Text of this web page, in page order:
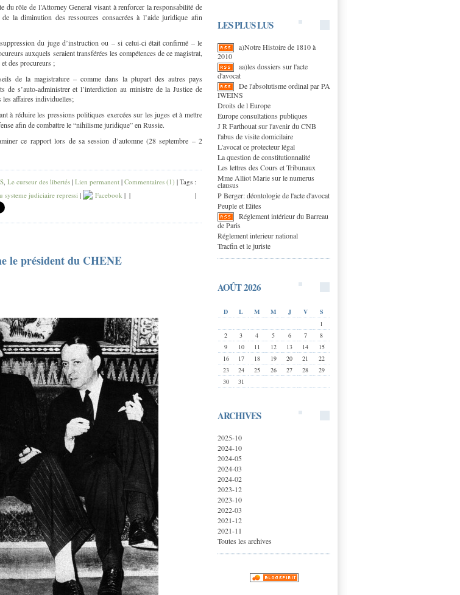
LES PLUS LUS
a)Notre Histoire de 1810 à
2010
aa)les dossiers sur l'acte
d'avocat
De l'absolutisme ordinal par PA
IWEINS
Droits de l Europe
Europe consultations publiques
J R Farthouat sur l'avenir du CNB
l'abus de visite domicilaire
L'avocat ce protecteur légal
La question de constitutionnalité
Les lettres des Cours et Tribunaux
Mme Alliot Marie sur le numerus
clausus
P Berger: déontologie de l'acte d'avocat
Peuple et Elites
Réglement intérieur du Barreau
de Paris
Réglement interieur national
Tracfin et le juriste
AOÛT 2026
D L M M J V
S
1
2
3 4 5 6 7
8
9
10 11 12 13 14
15
16
17 18 19 20 21
22
23
24 25 26 27 28
29
30
31
ARCHIVES
2025-10
2024-10
2024-05
2024-03
2024-02
2023-12
2023-10
2022-03
2021-12
2021-11
Toutes les archives
du rôle de l’Attorney General visant à renforcer la responsabilité de
la diminution des ressources consacrées à l’aide juridique afin
du juge d’instruction ou – si celui-ci était confirmé – le
auxquels seraient transférées les compétences de ce magistrat,
des procureurs ;
de la magistrature – comme dans la plupart des autres pays
de s’auto-administrer et l’interdiction au ministre de la Justice de
les affaires individuelles;
à réduire les pressions politiques exercées sur les juges et à mettre
afin de combattre le “nihilisme juridique” en Russie.
ce rapport lors de sa session d’automne (28 septembre – 2
, Le curseur des libertés | Lien permanent | Commentaires (1) | Tags :
systeme judiciaire repressi | Facebook | |
|
le président du CHENE